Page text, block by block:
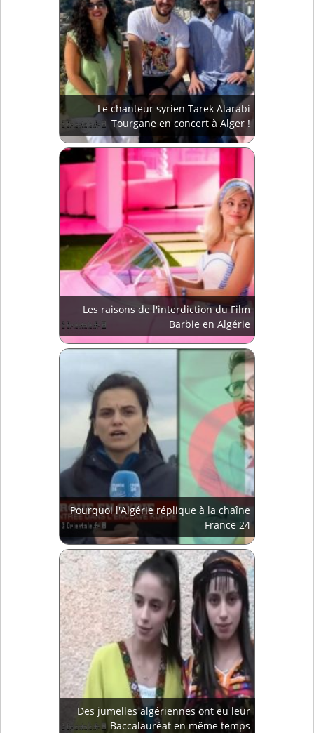
Le chanteur syrien Tarek Alarabi
Tourgane en concert à Alger !
Les raisons de l'interdiction du Film
Barbie en Algérie
Pourquoi l'Algérie réplique à la chaîne
France 24
Des jumelles algériennes ont eu leur
Baccalauréat en même temps